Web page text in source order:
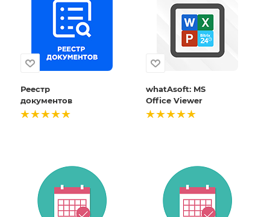
Реестр
документов
whatAsoft: MS
Office Viewer